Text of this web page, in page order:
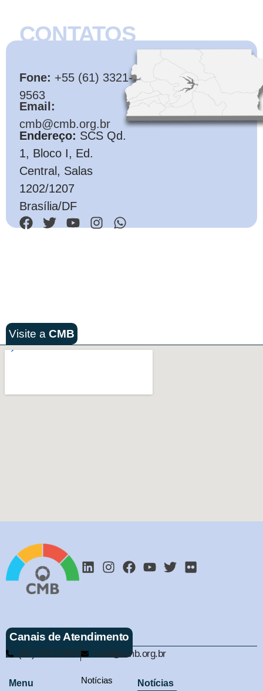
CONTATOS
Fone: +55 (61) 3321-
9563
Email:
cmb@cmb.org.br
Endereço: SCS Qd.
1, Bloco I, Ed.
Central, Salas
1202/1207
Brasília/DF
Visite a CMB
Canais de Atendimento
(61) 3321-9563 cmb@cmb.org.br
Menu
Notícias
Notícias